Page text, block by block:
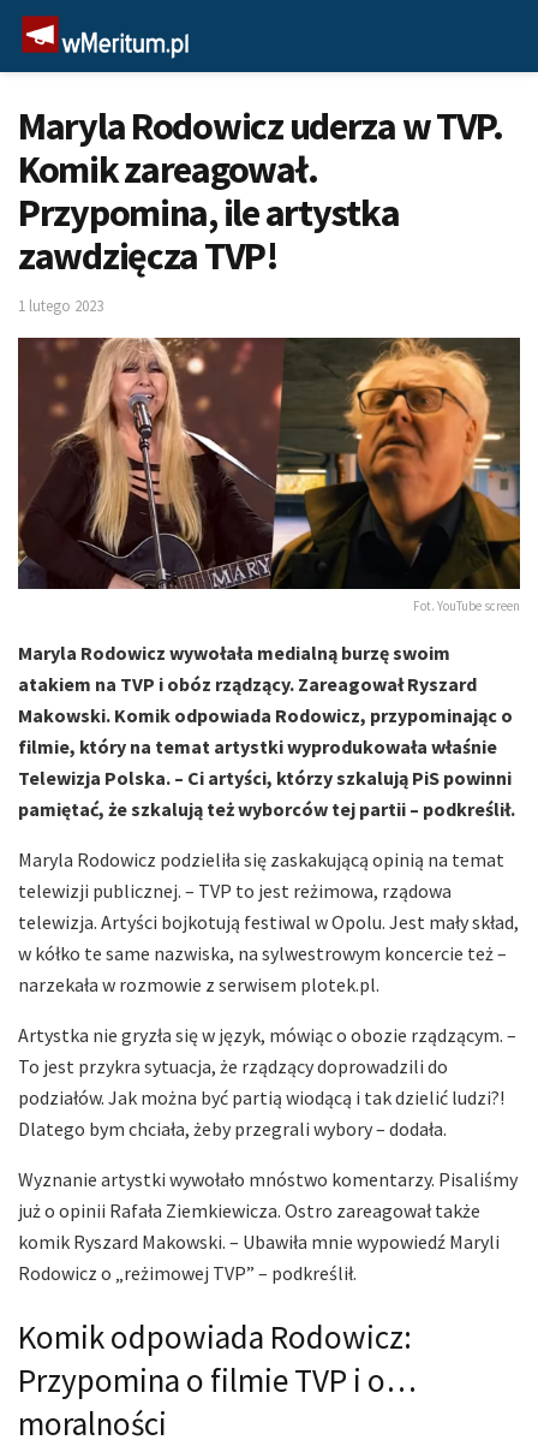
Maryla Rodowicz uderza w TVP.
Komik zareagował.
Przypomina, ile artystka
zawdzięcza TVP!
1 lutego 2023
Fot. YouTube screen
Maryla Rodowicz wywołała medialną burzę swoim
atakiem na TVP i obóz rządzący. Zareagował Ryszard
Makowski. Komik odpowiada Rodowicz, przypominając o
filmie, który na temat artystki wyprodukowała właśnie
Telewizja Polska. – Ci artyści, którzy szkalują PiS powinni
pamiętać, że szkalują też wyborców tej partii – podkreślił.
Maryla Rodowicz podzieliła się zaskakującą opinią na temat
telewizji publicznej. – TVP to jest reżimowa, rządowa
telewizja. Artyści bojkotują festiwal w Opolu. Jest mały skład,
w kółko te same nazwiska, na sylwestrowym koncercie też –
narzekała w rozmowie z serwisem plotek.pl.
Artystka nie gryzła się w język, mówiąc o obozie rządzącym. –
To jest przykra sytuacja, że rządzący doprowadzili do
podziałów. Jak można być partią wiodącą i tak dzielić ludzi?!
Dlatego bym chciała, żeby przegrali wybory – dodała.
Wyznanie artystki wywołało mnóstwo komentarzy. Pisaliśmy
już o opinii Rafała Ziemkiewicza. Ostro zareagował także
komik Ryszard Makowski. – Ubawiła mnie wypowiedź Maryli
Rodowicz o „reżimowej TVP” – podkreślił.
Komik odpowiada Rodowicz:
Przypomina o filmie TVP i o…
moralności